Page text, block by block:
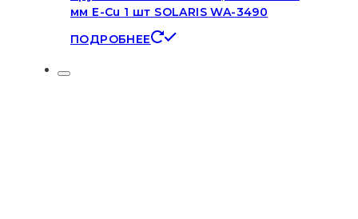
мм E-Cu 1 шт SOLARIS WA-3490
ПОДРОБНЕЕ